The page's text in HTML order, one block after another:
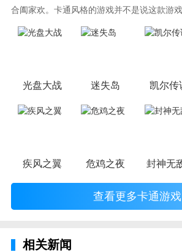
合阖家欢。卡通风格的游戏并不是说这款游
子玩，因为很多游戏厂商会故意把游戏中添
光盘大战 迷失岛 凯尔传
疾风之翼 危鸡之夜 封神无
查看更多卡通游戏
相关新闻